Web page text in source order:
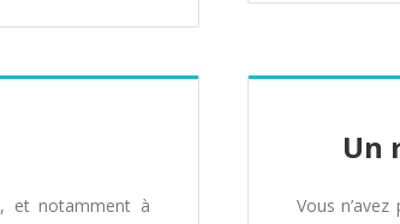
, et notamment à
Un
Vous